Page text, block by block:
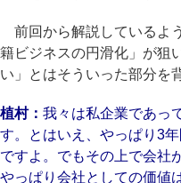
前回から解説しているよ
籍ビジネスの円滑化」が狙
い」とはそういった部分を
植村： 我々は私企業であっ
す。とはいえ、やっぱり3
ですよ。でもその上で会社
やっぱり会社としての価値